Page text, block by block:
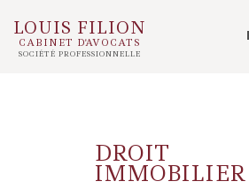
LOUIS FILION
CABINET D'AVOCATS
SOCIÉTÉ PROFESSIONNELLE
DROIT
IMMOBILIER